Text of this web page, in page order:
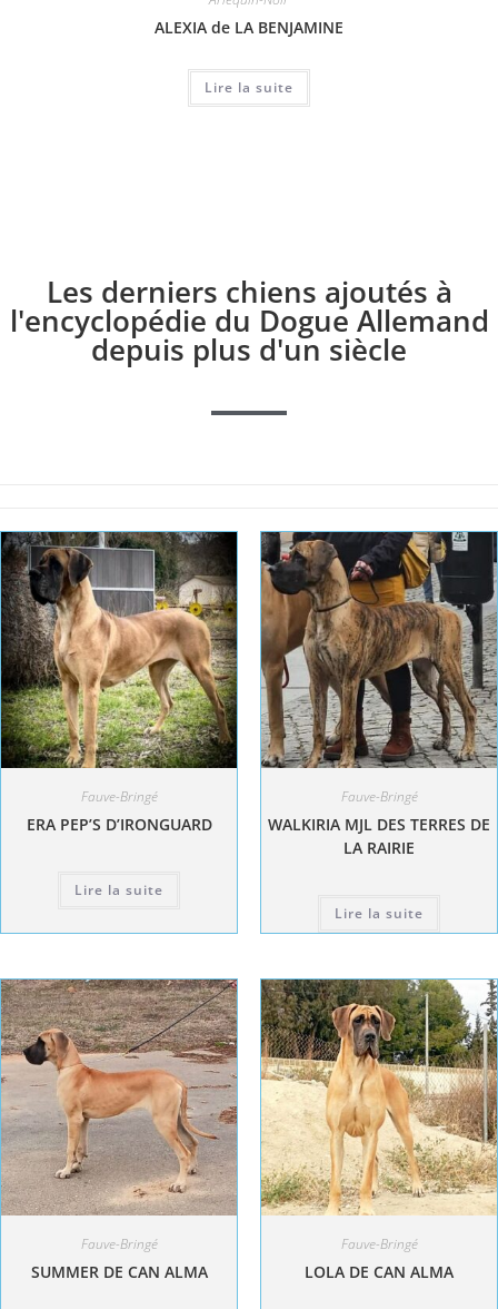
ALEXIA de LA BENJAMINE
Lire la suite
Les derniers chiens ajoutés à
l'encyclopédie du Dogue Allemand
depuis plus d'un siècle
Fauve-Bringé
ERA PEP’S D’IRONGUARD
Lire la suite
Fauve-Bringé
WALKIRIA MJL DES TERRES DE
LA RAIRIE
Lire la suite
Fauve-Bringé
SUMMER DE CAN ALMA
Fauve-Bringé
LOLA DE CAN ALMA